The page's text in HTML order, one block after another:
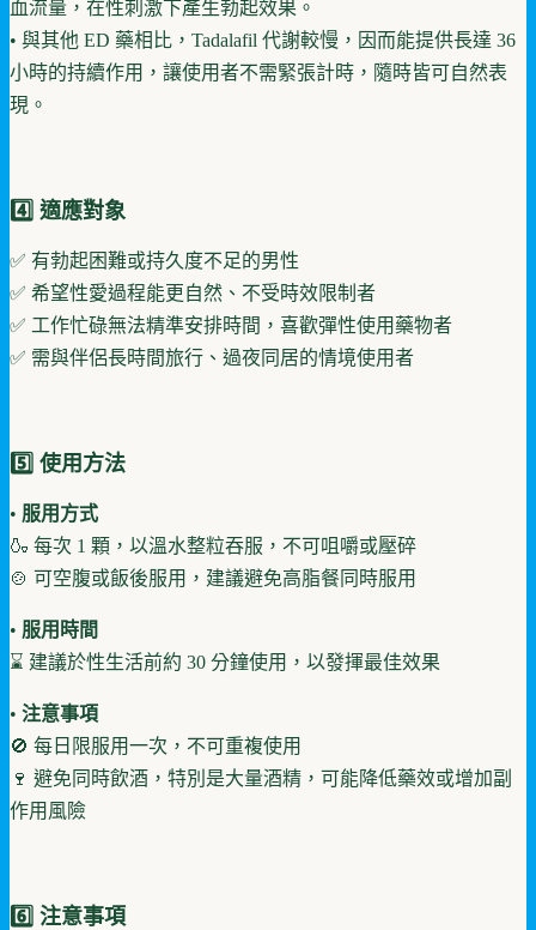
血流量，在性刺激下產生勃起效果。
• 與其他 ED 藥相比，Tadalafil 代謝較慢，因而能提供長達 36
小時的持續作用，讓使用者不需緊張計時，隨時皆可自然表
現。
4️⃣ 適應對象
✅ 有勃起困難或持久度不足的男性
✅ 希望性愛過程能更自然、不受時效限制者
✅ 工作忙碌無法精準安排時間，喜歡彈性使用藥物者
✅ 需與伴侶長時間旅行、過夜同居的情境使用者
5️⃣ 使用方法
• 服用方式
🍶 每次 1 顆，以溫水整粒吞服，不可咀嚼或壓碎
🍲 可空腹或飯後服用，建議避免高脂餐同時服用
• 服用時間
⌛ 建議於性生活前約 30 分鐘使用，以發揮最佳效果
• 注意事項
🚫 每日限服用一次，不可重複使用
🍷 避免同時飲酒，特別是大量酒精，可能降低藥效或增加副
作用風險
6️⃣ 注意事項